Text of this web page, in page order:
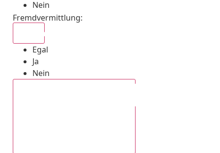
Nein
Fremdvermittlung:
Egal
Ja
Nein